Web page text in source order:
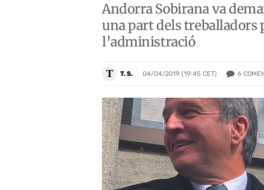
Andorra Sobirana va
una part dels
l’administració
T T. S. 04/04/2019 (19:45 CET) 6